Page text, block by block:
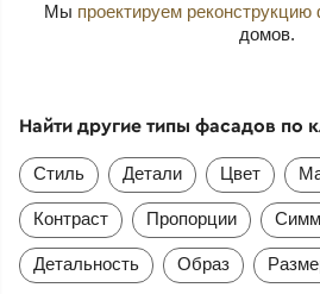
Мы проектируем
домов.
Найти другие типы фасадов по
Стиль Детали Цвет
Контраст Пропорции
Детальность Образ